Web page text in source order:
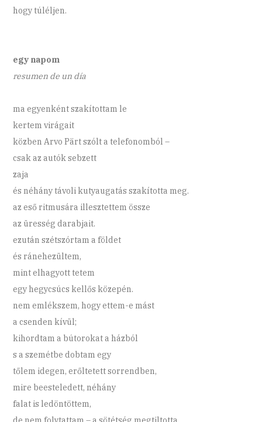
hogy túléljen.
egy napom
resumen de un día
ma egyenként szakítottam le
kertem virágait
közben Arvo Pärt szólt a telefonomból –
csak az autók sebzett
zaja
és néhány távoli kutyaugatás szakította meg.
az eső ritmusára illesztettem össze
az üresség darabjait.
ezután szétszórtam a földet
és ránehezültem,
mint elhagyott tetem
egy hegycsúcs kellős közepén.
nem emlékszem, hogy ettem-e mást
a csenden kívül;
kihordtam a bútorokat a házból
s a szemétbe dobtam egy
tőlem idegen, erőltetett sorrendben,
mire beesteledett, néhány
falat is ledöntöttem,